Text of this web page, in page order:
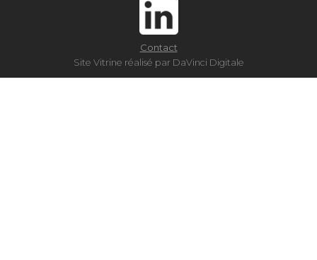
Site Vitrine réalisé par DaVinci Digitale
Contact